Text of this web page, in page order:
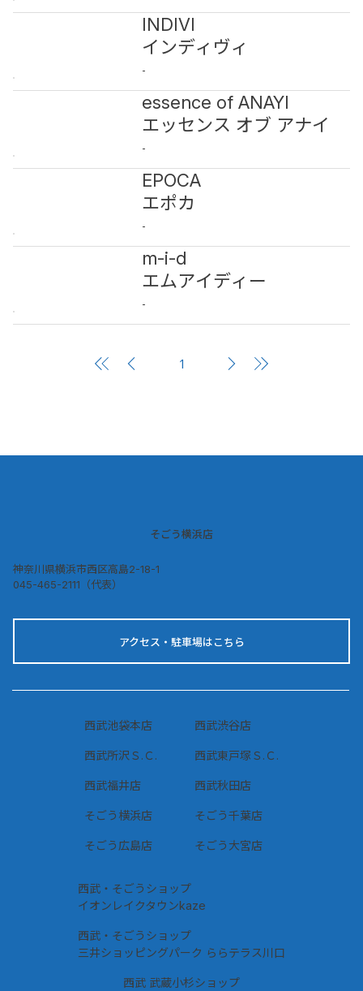
-
INDIVI
インディヴィ
-
essence of ANAYI
エッセンス オブ アナイ
-
EPOCA
エポカ
-
m-i-d
エムアイディー
11
神奈川県横浜市西区高島2-18-1
045-465-2111（代表）
そごう横浜店
西武池袋本店 西武渋谷店
西武東戸塚Ｓ.Ｃ.
西武所沢Ｓ.Ｃ.
西武福井店 西武秋田店
そごう横浜店 そごう千葉店
そごう大宮店
そごう広島店
西武 武蔵小杉ショップ
西武・そごうショップ
三井ショッピングパーク ららテラス川口
西武・そごうショップ
イオンレイクタウンkaze
アクセス・駐車場はこちら